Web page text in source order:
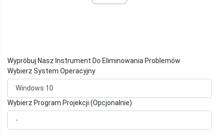
Wypróbuj Nasz Instrument Do Eliminowania Problemów
Wybierz System Operacyjny
Wybierz Program Projekcji (Opcjonalnie)